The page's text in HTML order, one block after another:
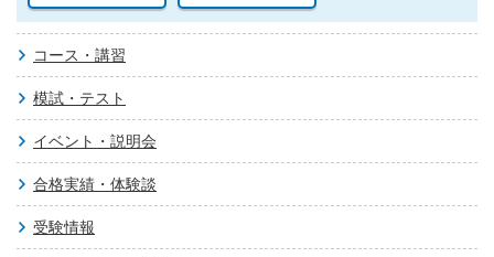
コース・講習
模試・テスト
イベント・説明会
合格実績・体験談
受験情報